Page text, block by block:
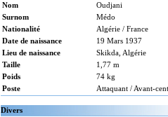
Nom
Oudjani
Surnom
Médo
Nationalité
Algérie / France
Date de naissance
19 Mars 1937
Lieu de naissance
Skikda, Algérie
Taille
1,77 m
Poids
74 kg
Poste
Attaquant / Avant-
Divers